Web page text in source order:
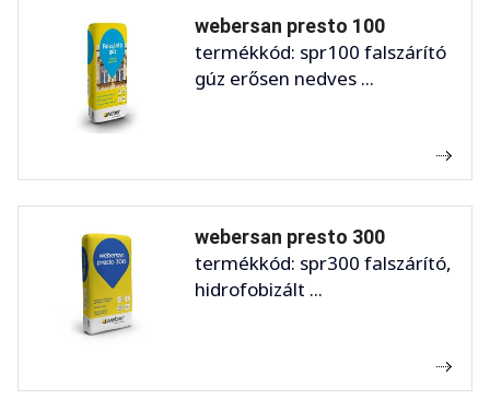
webersan presto 100
termékkód: spr100 falszárító
gúz erősen nedves ...
webersan presto 300
termékkód: spr300 falszárító,
hidrofobizált ...